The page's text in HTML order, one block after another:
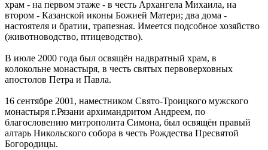
храм - на первом этаже - в честь Архангела Михаила, на
втором - Казанской иконы Божией Матери; два дома -
настоятеля и братии, трапезная. Имеется подсобное хозяйство
(животноводство, птицеводство).
В июле 2000 года был освящён надвратный храм, в
колокольне монастыря, в честь святых первоверховных
апостолов Петра и Павла.
16 сентябре 2001, наместником Свято-Троицкого мужского
монастыря г.Рязани архимандритом Андреем, по
благословению митрополита Симона, был освящён правый
алтарь Никольского собора в честь Рождества Пресвятой
Богородицы.